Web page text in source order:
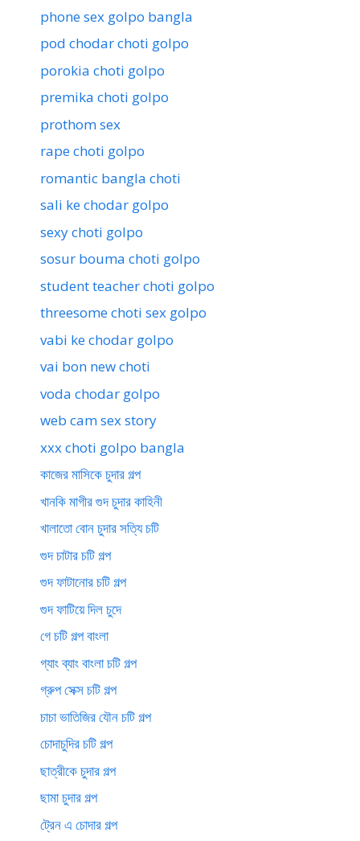
phone sex golpo bangla
pod chodar choti golpo
porokia choti golpo
premika choti golpo
prothom sex
rape choti golpo
romantic bangla choti
sali ke chodar golpo
sexy choti golpo
sosur bouma choti golpo
student teacher choti golpo
threesome choti sex golpo
vabi ke chodar golpo
vai bon new choti
voda chodar golpo
web cam sex story
xxx choti golpo bangla
কাজের মাসিকে চুদার গল্প
খানকি মাগীর গুদ চুদার কাহিনী
খালাতো বোন চুদার সত্যি চটি
গুদ চাটার চটি গল্প
গুদ ফাটানোর চটি গল্প
গুদ ফাটিয়ে দিল চুদে
গে চটি গল্প বাংলা
গ্যাং ব্যাং বাংলা চটি গল্প
গ্রুপ সেক্স চটি গল্প
চাচা ভাতিজির যৌন চটি গল্প
চোদাচুদির চটি গল্প
ছাত্রীকে চুদার গল্প
ছামা চুদার গল্প
ট্রেন এ চোদার গল্প